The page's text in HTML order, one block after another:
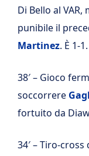
Di Bello al
punibile il
Martinez. È 1-1.
38′ – Gioco
soccorrere
fortuito da
34′ – Tiro-